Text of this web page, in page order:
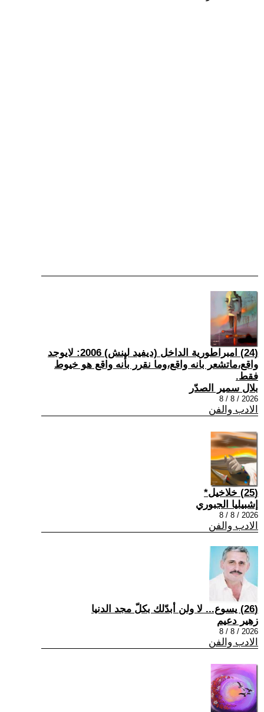
(24) امبراطورية الداخل (ديفيد لينش) 2006: لايوجد
واقع،ماتشعر بانه واقع،وما نقرر بأنه واقع هو خيوط
فقط.
بلال سمير الصدّر
2026 / 8 / 8
الادب والفن
(25) خلاخيل*
إشبيليا الجبوري
2026 / 8 / 8
الادب والفن
(26) يسوع... لا ولن أبدّلك بكلّ مجد الدنيا
زهير دعيم
2026 / 8 / 8
الادب والفن